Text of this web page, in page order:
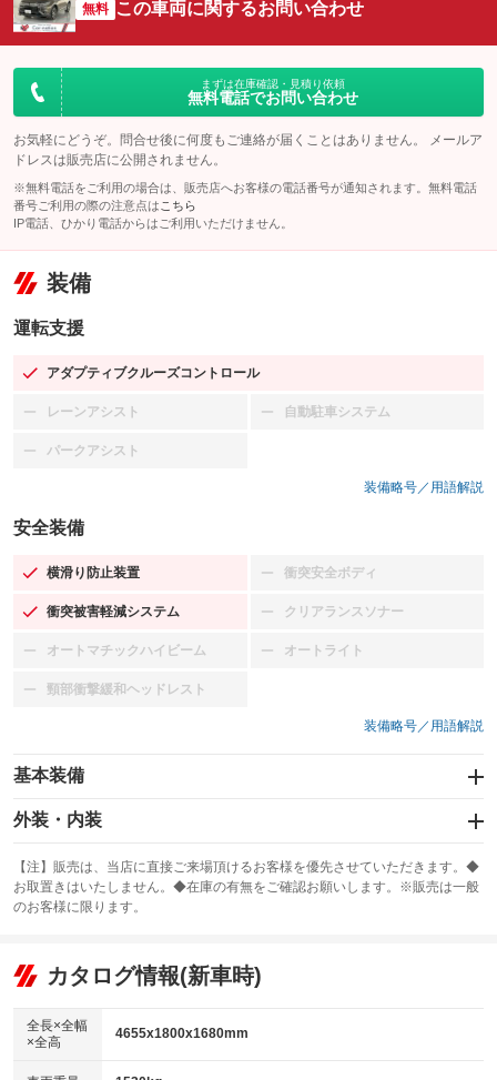
無料 この車両に関するお問い合わせ
まずは在庫確認・見積り依頼
無料電話でお問い合わせ
お気軽にどうぞ。問合せ後に何度もご連絡が届くことはありません。 メールア
ドレスは販売店に公開されません。
※無料電話をご利用の場合は、販売店へお客様の電話番号が通知されます。無料電話
番号ご利用の際の注意点は こちら
IP電話、ひかり電話からはご利用いただけません。
装備
運転支援
アダプティブクルーズコントロール
：装備あり
レーンアシスト
：装備なし 自動駐車システム
：装備なし
パークアシスト
：装備なし
装備略号／用語解説
安全装備
横滑り防止装置
：装備あり 衝突安全ボディ
：装備なし
衝突被害軽減システム
：装備あり クリアランスソナー
：装備なし
オートマチックハイビーム
：装備なし オートライト
：装備なし
頸部衝撃緩和ヘッドレスト
：装備なし
装備略号／用語解説
基本装備
エアバッグ：運転席/助手席/サイド
：装備あり
：装備なし
サンルーフ
：装備なし ABS
リフトアップ
：装備なし
：装備なし
パワーウィンドウ
外装・内装
カーナビ：メモリーナビ他
：装備あり
TV：フルセグ
：装備あり
ビジュアル：-／DVD再生
：装備あり
：装備あり
革シート
【注】販売は、当店に直接ご来場頂けるお客様を優先させていただきます。◆
お取置きはいたしません。◆在庫の有無をご確認お願いします。※販売は一般
のお客様に限ります。
カタログ情報(新車時)
全長×全幅
×全高
4655x1800x1680mm